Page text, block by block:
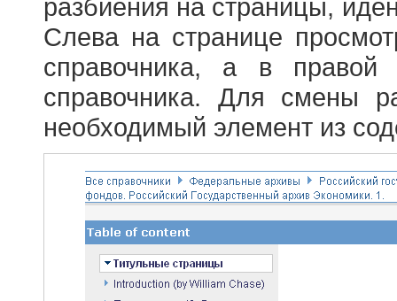
разбиения на страницы,
Слева на странице
справочника, а в правой
справочника. Для смены
необходимый элемент из